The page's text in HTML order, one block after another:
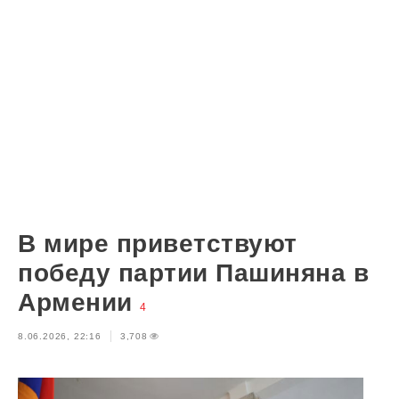
В мире приветствуют
победу партии Пашиняна в
Армении
4
8.06.2026, 22:16 3,708